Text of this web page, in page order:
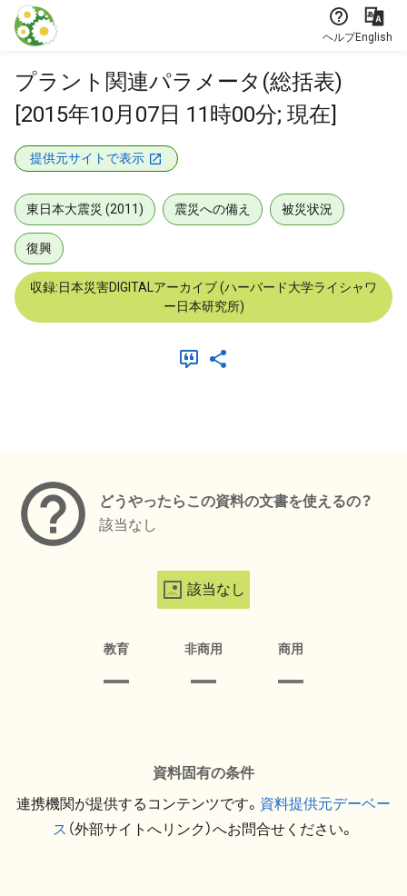
本文に飛ぶ
ヘルプEnglish
プラント関連パラメータ(総括表)
[2015年10月07日 11時00分; 現在]
提供元サイトで表示
東日本大震災 (2011) 震災への備え 被災状況
復興
収録:日本災害DIGITALアーカイブ (ハーバード大学ライシャワ
ー日本研究所)
どうやったらこの資料の文書を使えるの？
該当なし
該当なし
教育 非商用 商用
資料固有の条件
連携機関が提供するコンテンツです。 資料提供元デーベー
ス （外部サイトへリンク）へお問合せください。